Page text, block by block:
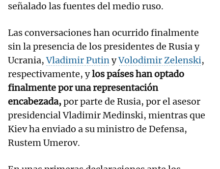
señalado las fuentes del medio ruso.
Las conversaciones han ocurrido finalmente
sin la presencia de los presidentes de Rusia y
Ucrania,Vladimir PutinyVolodimir Zelenski,
respectivamente, ylos países han optado
finalmente por una representación
encabezada,por parte de Rusia, por el asesor
presidencial Vladimir Medinski, mientras que
Kiev ha enviado a su ministro de Defensa,
Rustem Umerov.